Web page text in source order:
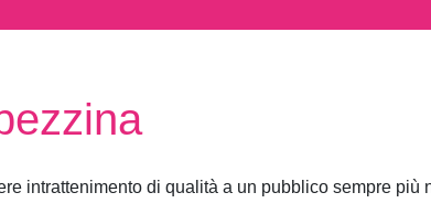
intrattenimento di qualità a un pubblico sempre